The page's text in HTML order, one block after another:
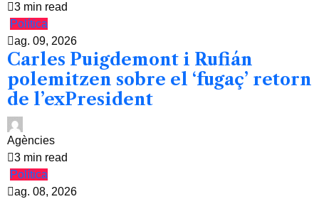
3 min read
Política
ag. 09, 2026
Carles Puigdemont i Rufián
polemitzen sobre el ‘fugaç’ retorn
de l’exPresident
Agències
3 min read
Política
ag. 08, 2026